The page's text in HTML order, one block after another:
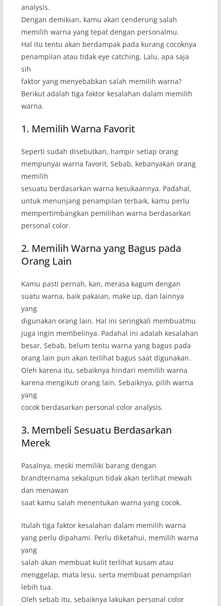
analysis.
Dengan demikian, kamu akan cenderung salah
memilih warna yang tepat dengan personalmu.
Hal itu tentu akan berdampak pada kurang cocoknya
penampilan atau tidak eye catching. Lalu, apa saja
sih
faktor yang menyebabkan salah memilih warna?
Berikut adalah tiga faktor kesalahan dalam memilih
warna.
1. Memilih Warna Favorit
Seperti sudah disebutkan, hampir setiap orang
mempunyai warna favorit. Sebab, kebanyakan orang
memilih
sesuatu berdasarkan warna kesukaannya. Padahal,
untuk menunjang penampilan terbaik, kamu perlu
mempertimbangkan pemilihan warna berdasarkan
personal color.
2. Memilih Warna yang Bagus pada
Orang Lain
Kamu pasti pernah, kan, merasa kagum dengan
suatu warna, baik pakaian, make up, dan lainnya
yang
digunakan orang lain. Hal ini seringkali membuatmu
juga ingin membelinya. Padahal ini adalah kesalahan
besar. Sebab, belum tentu warna yang bagus pada
orang lain pun akan terlihat bagus saat digunakan.
Oleh karena itu, sebaiknya hindari memilih warna
karena mengikuti orang lain. Sebaiknya, pilih warna
yang
cocok berdasarkan personal color analysis.
3. Membeli Sesuatu Berdasarkan
Merek
Pasalnya, meski memiliki barang dengan
brandternama sekalipun tidak akan terlihat mewah
dan menawan
saat kamu salah menentukan warna yang cocok.
Itulah tiga faktor kesalahan dalam memilih warna
yang perlu dipahami. Perlu diketahui, memilih warna
yang
salah akan membuat kulit terlihat kusam atau
menggelap, mata lesu, serta membuat penampilan
lebih tua.
Oleh sebab itu, sebaiknya lakukan personal color